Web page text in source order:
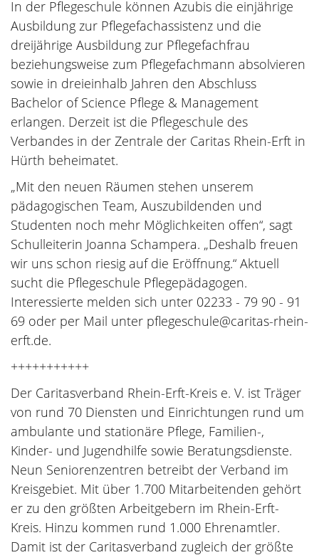
In der Pflegeschule können Azubis die einjährige
Ausbildung zur Pflegefachassistenz und die
dreijährige Ausbildung zur Pflegefachfrau
beziehungsweise zum Pflegefachmann absolvieren
sowie in dreieinhalb Jahren den Abschluss
Bachelor of Science Pflege & Management
erlangen. Derzeit ist die Pflegeschule des
Verbandes in der Zentrale der Caritas Rhein-Erft in
Hürth beheimatet.
„Mit den neuen Räumen stehen unserem
pädagogischen Team, Auszubildenden und
Studenten noch mehr Möglichkeiten offen“, sagt
Schulleiterin Joanna Schampera. „Deshalb freuen
wir uns schon riesig auf die Eröffnung.“ Aktuell
sucht die Pflegeschule Pflegepädagogen.
Interessierte melden sich unter 02233 - 79 90 - 91
69 oder per Mail unter pflegeschule@caritas-rhein-
erft.de.
+++++++++++
Der Caritasverband Rhein-Erft-Kreis e. V. ist Träger
von rund 70 Diensten und Einrichtungen rund um
ambulante und stationäre Pflege, Familien-,
Kinder- und Jugendhilfe sowie Beratungsdienste.
Neun Seniorenzentren betreibt der Verband im
Kreisgebiet. Mit über 1.700 Mitarbeitenden gehört
er zu den größten Arbeitgebern im Rhein-Erft-
Kreis. Hinzu kommen rund 1.000 Ehrenamtler.
Damit ist der Caritasverband zugleich der größte